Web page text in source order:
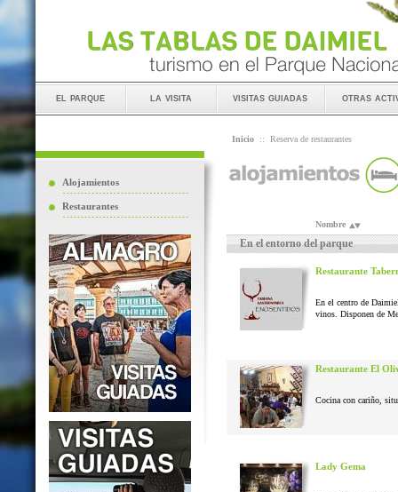
el parque la visita visitas guiadas otras
Alojamientos
Restaurantes
Inicio :: Reserva de restaurantes
Nombre
En el entorno del parque
Restaurante
En el centro de
vinos. Disponen de
Restaurante El
Cocina con cariño,
Lady Gema